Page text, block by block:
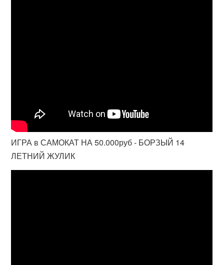
ИГРА в САМОКАТ НА 50.000руб - БОРЗЫЙ 14
ЛЕТНИЙ ЖУЛИК